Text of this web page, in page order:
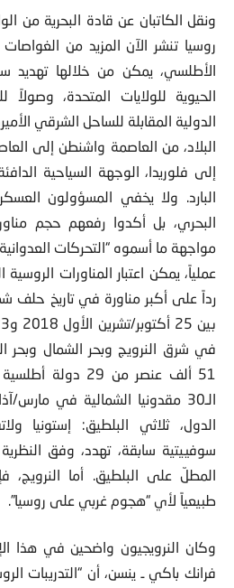
ونقل الكاتبان عن قادة البحرية من
روسيا تنشر الآن المزيد من
الأطلسي، يمكن من خلالها تهديد
الحيوية للولايات المتحدة، وصولاً
الدولية المقابلة للساحل الشرقي
البلاد، من العاصمة واشنطن إلى
إلى فلوريدا، الوجهة السياحية
البارد. ولا يخفي المسؤولون
البحري، بل أكدوا رفعهم حجم
مواجهة ما أسموه “التحركات
عملياً، يمكن اعتبار المناورات
رداً على أكبر مناورة في تاريخ حلف
في شرق النرويج وبحر الشمال وبحر
51 ألف عنصر من
الـ30 مقدونيا الشمالية في
الدول، ثلاثي البلطيق: إستونيا
سوفييتية سابقة، تهدد، وفق النظرية
المطلّ على البلطيق. أما النرويج،
طبيعياً لأي “هجوم غربي على روسيا”.
وكان النرويجيون واضحين في هذا
فرانك باكي ـ ينسن، أن “التدريبات